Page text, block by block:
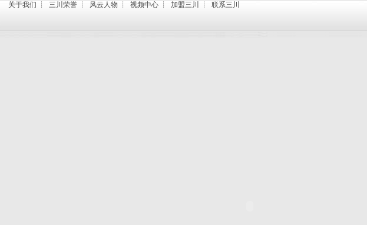
关于我们 ┊ 三川荣誉 ┊ 风云人物 ┊ 视频中心 ┊ 加盟三川 ┊ 联系三川